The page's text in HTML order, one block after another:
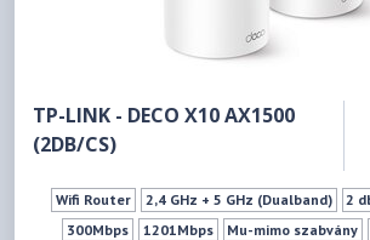
TP-LINK - DECO X10 AX1500
(2DB/CS)
Wifi Router 2,4 GHz + 5 GHz (Dualband) 2
300Mbps
1201Mbps Mu-mimo szabvány